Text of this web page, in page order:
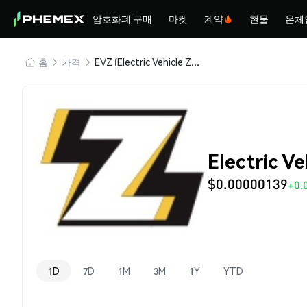
암호화폐 구매 마켓 계약 현물 온체
홈 가격 EVZ (Electric Vehicle Zone)
Electric
$0.00000139
1D 7D 1M 3M 1Y YTD